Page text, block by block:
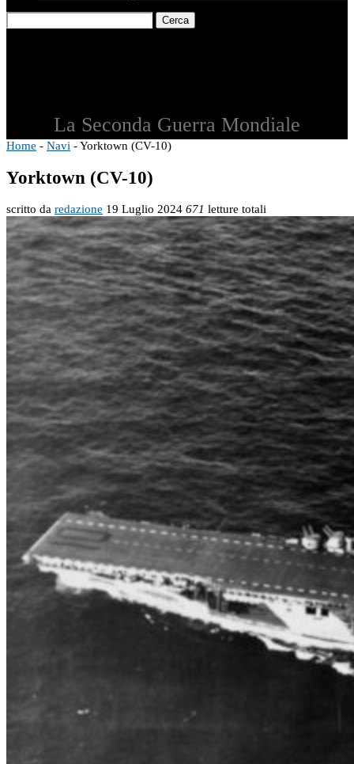
Cerca
La Seconda Guerra Mondiale
Home - Navi -Yorktown (CV-10)
Yorktown (CV-10)
scritto da redazione 19 Luglio 2024 671 letture totali